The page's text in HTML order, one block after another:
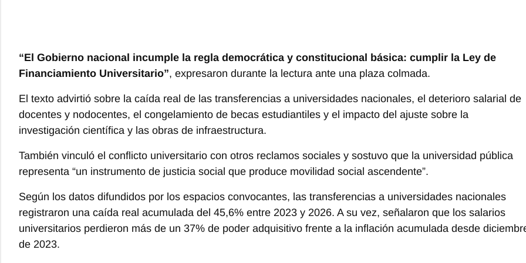
“El Gobierno nacional incumple la regla democrática y constitucional básica: cumplir la Ley de
Financiamiento Universitario”, expresaron durante la lectura ante una plaza colmada.
El texto advirtió sobre la caída real de las transferencias a universidades nacionales, el deterioro salarial de
docentes y nodocentes, el congelamiento de becas estudiantiles y el impacto del ajuste sobre la
investigación científica y las obras de infraestructura.
También vinculó el conflicto universitario con otros reclamos sociales y sostuvo que la universidad pública
representa “un instrumento de justicia social que produce movilidad social ascendente”.
Según los datos difundidos por los espacios convocantes, las transferencias a universidades nacionales
registraron una caída real acumulada del 45,6% entre 2023 y 2026. A su vez, señalaron que los salarios
universitarios perdieron más de un 37% de poder adquisitivo frente a la inflación acumulada desde
de 2023.